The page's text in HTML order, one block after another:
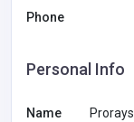
Phone
Personal Info
Name Prorays